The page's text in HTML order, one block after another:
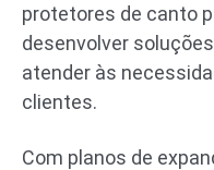
protetores de canto
desenvolver
atender às
clientes.
Com planos de